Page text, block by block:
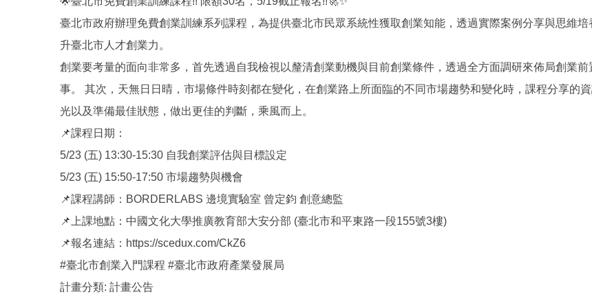
臺北市政府辦理免費創業訓練系列課程，為提供臺北市民眾系統性獲取創業知能，透過實際案例分享與思維
升臺北市人才創業力。
創業要考量的面向非常多，首先透過自我檢視以釐清創業動機與目前創業條件，透過全方面調研來佈局創業
事。 其次，天無日日晴，市場條件時刻都在變化，在創業路上所面臨的不同市場趨勢和變化時，課程分享的
光以及準備最佳狀態，做出更佳的判斷，乘風而上。
📌課程日期：
5/23 (五) 13:30-15:30 自我創業評估與目標設定
5/23 (五) 15:50-17:50 市場趨勢與機會
📌課程講師：BORDERLABS 邊境實驗室 曾定鈞 創意總監
📌上課地點：中國文化大學推廣教育部大安分部 (臺北市和平東路一段155號3樓)
📌報名連結：https://scedux.com/CkZ6
#臺北市創業入門課程 #臺北市政府產業發展局
計畫分類: 計畫公告